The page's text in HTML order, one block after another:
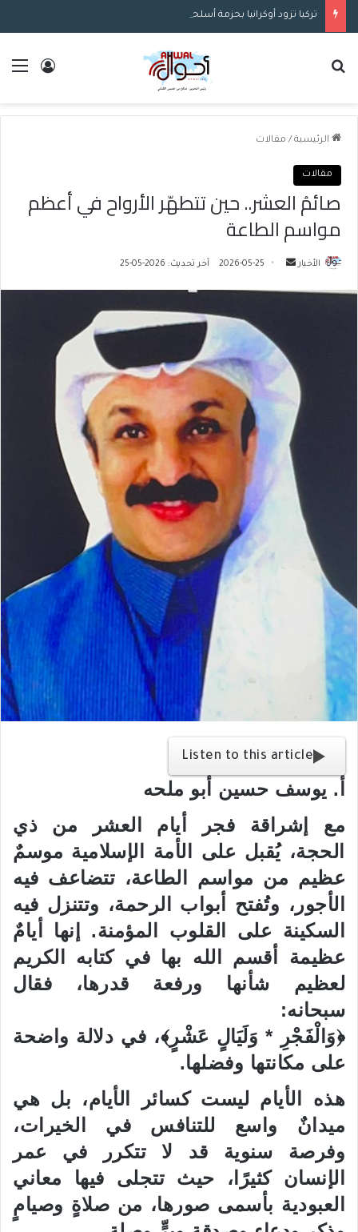
الرئيسية / مقالات
مقالات
صائمُ العشر.. حين تتطهّر الأرواح في أعظم
مواسم الطاعة
الأخبار
ر
2026-05-25 آخر تحديث: 2026-05-25
Listen to this article
أ. يوسف حسين أبو ملحه
مع إشراقة فجر أيام العشر من ذي
الحجة، يُقبل على الأمة الإسلامية موسمٌ
عظيم من مواسم الطاعة، تتضاعف فيه
الأجور، وتُفتح أبواب الرحمة، وتتنزل فيه
السكينة على القلوب المؤمنة. إنها أيامٌ
عظيمة أقسم الله بها في كتابه الكريم
لعظيم شأنها ورفعة قدرها، فقال
سبحانه:
﴿وَالْفَجْرِ * وَلَيَالٍ عَشْرٍ﴾، في دلالة واضحة
على مكانتها وفضلها.
هذه الأيام ليست كسائر الأيام، بل هي
ميدانٌ واسع للتنافس في الخيرات،
وفرصة سنوية قد لا تتكرر في عمر
الإنسان كثيرًا، حيث تتجلى فيها معاني
العبودية بأسمى صورها، من صلاةٍ وصيامٍ